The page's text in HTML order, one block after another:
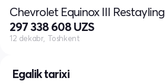
Egalik tarixi
Chevrolet Equinox III Restayling
297 338 608 UZS
12 dekabr, Toshkent